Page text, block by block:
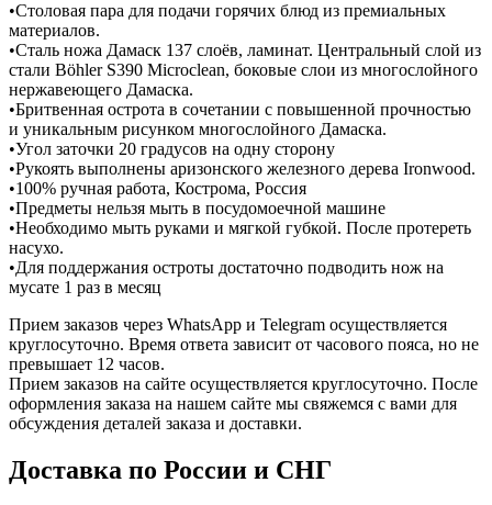
•Столовая пара для подачи горячих блюд из премиальных
материалов.
•Сталь ножа Дамаск 137 слоёв, ламинат. Центральный слой из
стали Böhler S390 Microclean, боковые слои из многослойного
нержавеющего Дамаска.
•Бритвенная острота в сочетании с повышенной прочностью
и уникальным рисунком многослойного Дамаска.
•Угол заточки 20 градусов на одну сторону
•Рукоять выполнены аризонского железного дерева Ironwood.
•100% ручная работа, Кострома, Россия
•Предметы нельзя мыть в посудомоечной машине
•Необходимо мыть руками и мягкой губкой. После протереть
насухо.
•Для поддержания остроты достаточно подводить нож на
мусате 1 раз в месяц
Прием заказов через WhatsApp и Telegram осуществляется
круглосуточно. Время ответа зависит от часового пояса, но не
превышает 12 часов.
Прием заказов на сайте осуществляется круглосуточно. После
оформления заказа на нашем сайте мы свяжемся с вами для
обсуждения деталей заказа и доставки.
Доставка по России и СНГ